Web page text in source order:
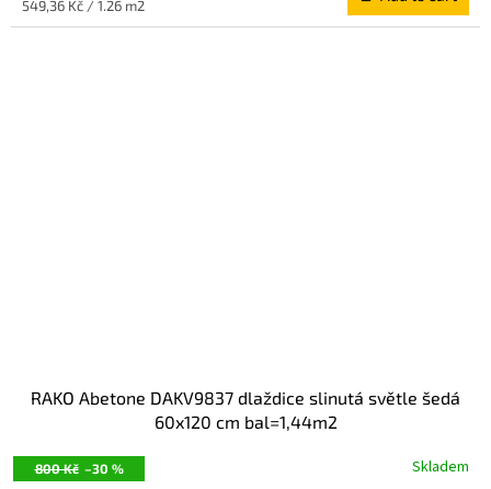
Measure
price:
549,36 Kč / 1.26 m2
800 Kč –30 %
RAKO Abetone DAKV9837 dlaždice slinutá světle šedá
60x120 cm bal=1,44m2
Skladem